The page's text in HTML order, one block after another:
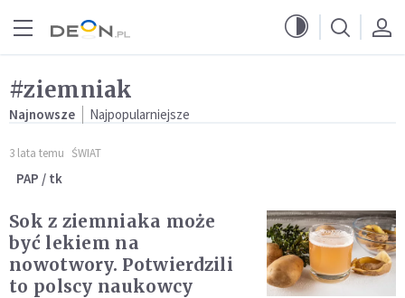
#ziemniak
Najnowsze Najpopularniejsze
3 lata temu ŚWIAT
PAP / tk
Sok z ziemniaka może
być lekiem na
nowotwory. Potwierdzili
to polscy naukowcy